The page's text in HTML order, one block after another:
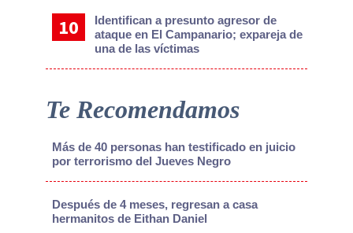
Identifican a presunto agresor de
ataque en El Campanario; expareja de
una de las víctimas
Te Recomendamos
Más de 40 personas han testificado en juicio
por terrorismo del Jueves Negro
Después de 4 meses, regresan a casa
hermanitos de Eithan Daniel